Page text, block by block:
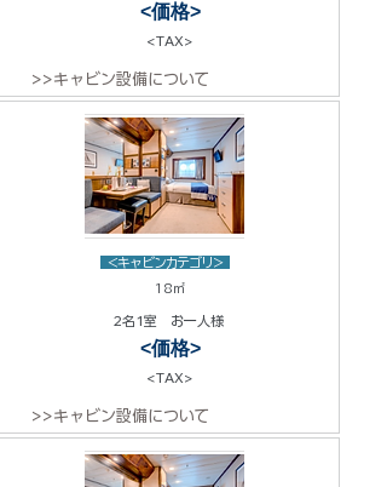
<価格>
<TAX>
>>キャビン設備について
<キャビンカテゴリ>
18㎡
2名1室 お一人様
<価格>
<TAX>
>>キャビン設備について